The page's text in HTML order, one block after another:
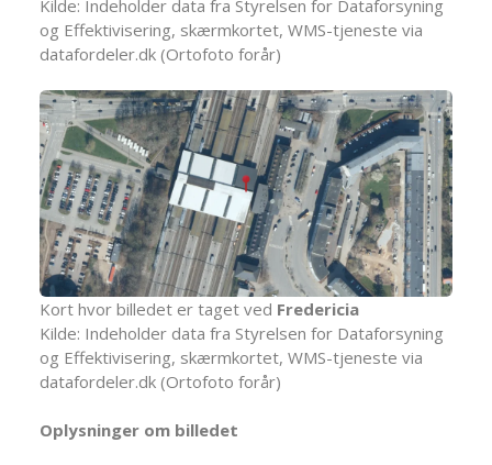
Kilde: Indeholder data fra Styrelsen for Dataforsyning
og Effektivisering, skærmkortet, WMS-tjeneste via
datafordeler.dk (Ortofoto forår)
Kort hvor billedet er taget ved Fredericia
Kilde: Indeholder data fra Styrelsen for Dataforsyning
og Effektivisering, skærmkortet, WMS-tjeneste via
datafordeler.dk (Ortofoto forår)
Oplysninger om billedet